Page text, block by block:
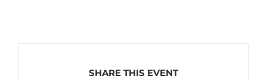
SHARE THIS EVENT